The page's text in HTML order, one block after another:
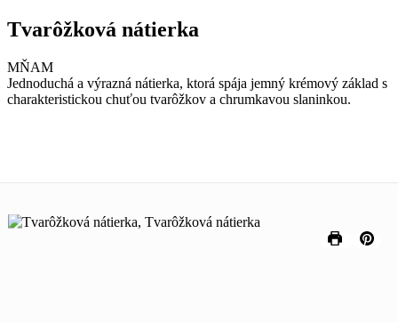
Tvarôžková nátierka
MŇAM
Jednoduchá a výrazná nátierka, ktorá spája jemný krémový základ s
charakteristickou chuťou tvarôžkov a chrumkavou slaninkou.